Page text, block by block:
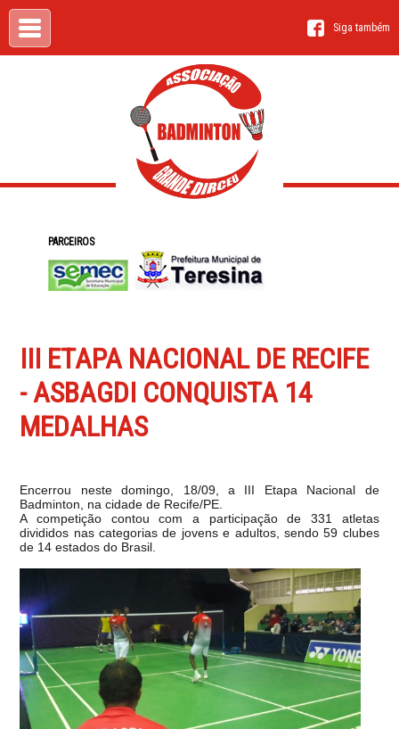
Siga também
PARCEIROS
III ETAPA NACIONAL DE RECIFE
- ASBAGDI CONQUISTA 14
MEDALHAS
Encerrou neste domingo, 18/09, a III Etapa Nacional de
Badminton, na cidade de Recife/PE.
A competição contou com a participação de 331 atletas
divididos nas categorias de jovens e adultos, sendo 59 clubes
de 14 estados do Brasil.